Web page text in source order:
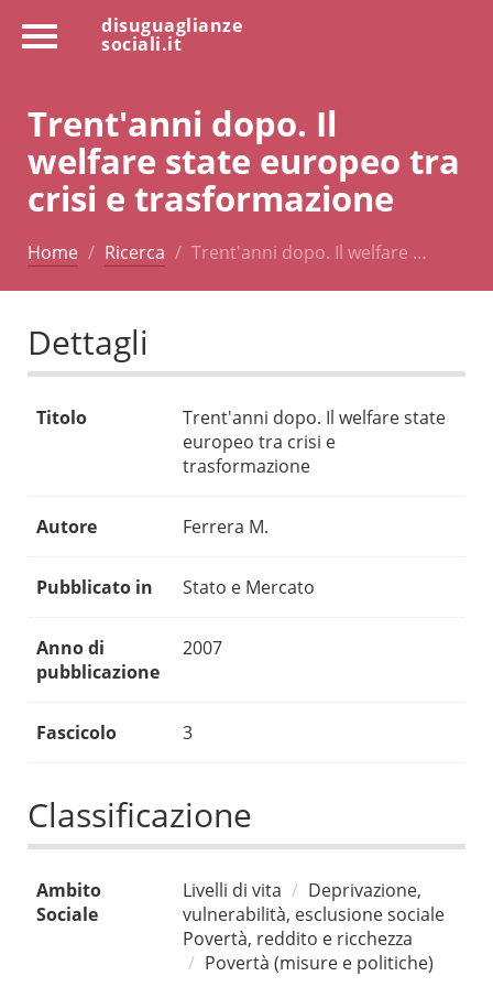
disuguaglianze
sociali.it
Trent'anni dopo. Il
welfare state europeo tra
crisi e trasformazione
Home Ricerca Trent'anni dopo. Il welfare …
Dettagli
Titolo
Trent'anni dopo. Il welfare state
europeo tra crisi e
trasformazione
Autore Ferrera M.
Pubblicato in Stato e Mercato
Anno di
pubblicazione
2007
Fascicolo 3
Classificazione
Ambito
Sociale
Livelli di vita
Deprivazione,
vulnerabilità, esclusione sociale
Povertà, reddito e ricchezza
Povertà (misure e politiche)